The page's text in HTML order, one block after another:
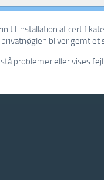
til installation af
bliver gemt et
problemer eller vises